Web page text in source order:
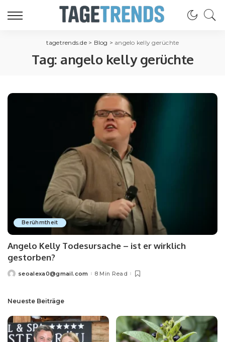
tagetrends.de> Blog > angelo kelly gerüchte
Tag: angelo kelly gerüchte
Berühmtheit
Angelo Kelly Todesursache – ist er wirklich
gestorben?
seoalexa0@gmail.com 8 Min Read
Neueste Beiträge